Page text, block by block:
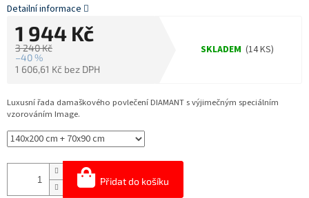
3 240 Kč
–40 %
1 944 Kč
1 606,61 Kč bez DPH
cena:
SKLADEM (14 KS)
Přidat do košíku
Luxusní řada damaškového povlečení DIAMANT s výjimečným speciálním
vzorováním Image.
Detailní informace